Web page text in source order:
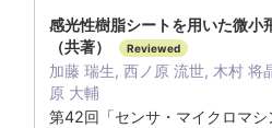
感光性樹脂シートを用いた微小
（共著）
Reviewed
加藤 瑞生, 西ノ原 流世, 木村 将
原 大輔
第42回「センサ・マイクロマ